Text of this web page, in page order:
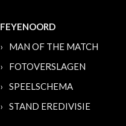
FEYENOORD
MAN OF THE MATCH
FOTOVERSLAGEN
SPEELSCHEMA
STAND EREDIVISIE